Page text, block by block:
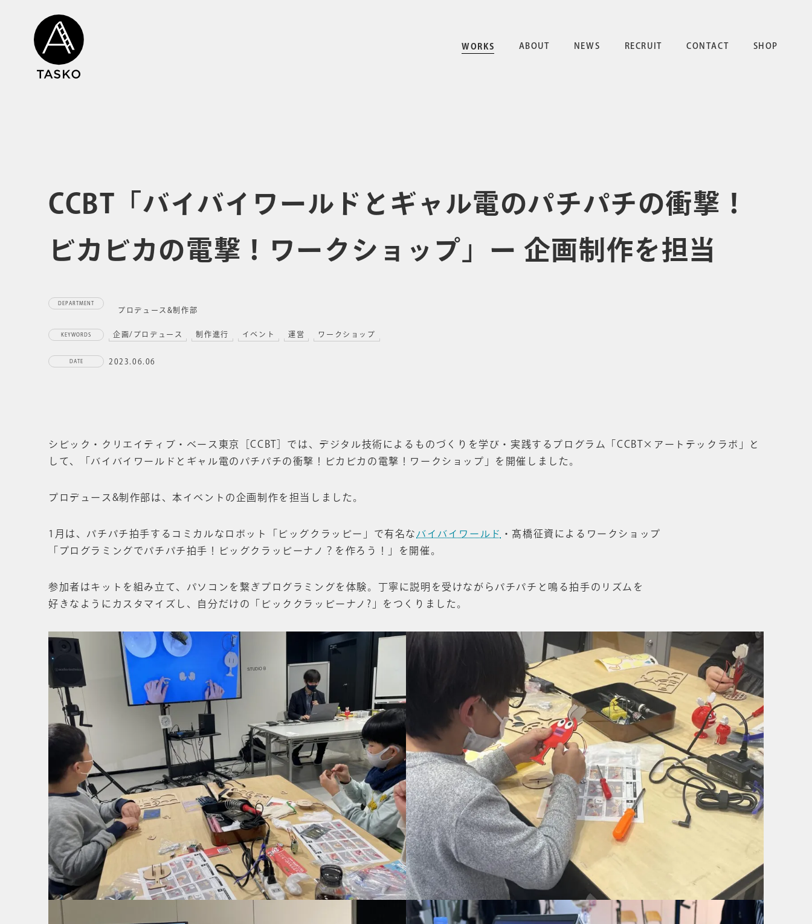
WORKS ABOUT NEWS RECRUIT CONTACT SHOP
CCBT「バイバイワールドとギャル電のパチパチの衝撃！
ビカビカの電撃！ワークショップ」ー 企画制作を担当
DEPARTMENT
プロデュース&制作部
KEYWORDS 企画/プロデュース 制作進行 イベント 運営 ワークショップ
DATE 2023.06.06
シビック・クリエイティブ・ベース東京［CCBT］では、デジタル技術によるものづくりを学び・実践するプログラム「CCBT×アートテックラボ」と
して、「バイバイワールドとギャル電のパチパチの衝撃！ビカビカの電撃！ワークショップ」を開催しました。
プロデュース&制作部は、本イベントの企画制作を担当しました。
1月は、パチパチ拍手するコミカルなロボット「ビッグクラッピー」で有名な バイバイワールド
・髙橋征資によるワークショップ
「プログラミングでパチパチ拍手！ビッグクラッピーナノ？を作ろう！」を開催。
参加者はキットを組み立て、パソコンを繋ぎプログラミングを体験。丁寧に説明を受けながらパチパチと鳴る拍手のリズムを
好きなようにカスタマイズし、自分だけの「ビッククラッピーナノ?」をつくりました。